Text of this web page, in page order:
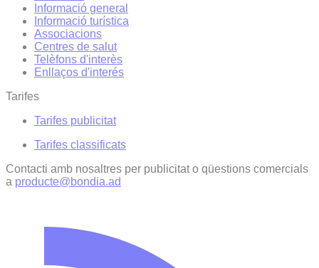
Informació general
Informació turística
Associacions
Centres de salut
Telèfons d'interès
Enllaços d'interés
Tarifes
Tarifes publicitat
Tarifes classificats
Contacti amb nosaltres per publicitat o qüestions comercials
a producte@bondia.ad